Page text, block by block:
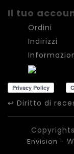
Il tuo
Ordini
Indirizzi
↩ Diritto di
Envision -